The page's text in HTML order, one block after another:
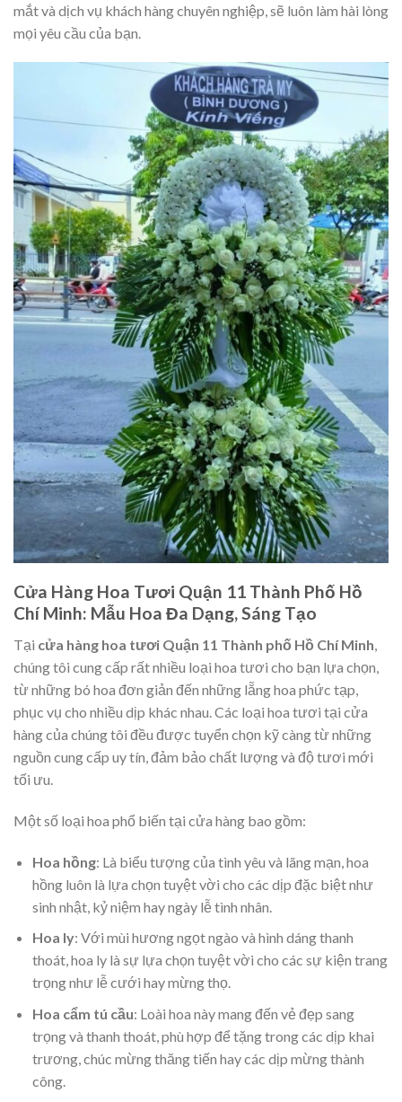
mắt và dịch vụ khách hàng chuyên nghiệp, sẽ luôn làm hài lòng
mọi yêu cầu của bạn.
Cửa Hàng Hoa Tươi Quận 11 Thành Phố Hồ
Chí Minh: Mẫu Hoa Đa Dạng, Sáng Tạo
Tại cửa hàng hoa tươi Quận 11 Thành phố Hồ Chí Minh,
chúng tôi cung cấp rất nhiều loại hoa tươi cho bạn lựa chọn,
từ những bó hoa đơn giản đến những lẵng hoa phức tạp,
phục vụ cho nhiều dịp khác nhau. Các loại hoa tươi tại cửa
hàng của chúng tôi đều được tuyển chọn kỹ càng từ những
nguồn cung cấp uy tín, đảm bảo chất lượng và độ tươi mới
tối ưu.
Một số loại hoa phổ biến tại cửa hàng bao gồm:
Hoa hồng: Là biểu tượng của tình yêu và lãng mạn, hoa
hồng luôn là lựa chọn tuyệt vời cho các dịp đặc biệt như
sinh nhật, kỷ niệm hay ngày lễ tình nhân.
Hoa ly: Với mùi hương ngọt ngào và hình dáng thanh
thoát, hoa ly là sự lựa chọn tuyệt vời cho các sự kiện trang
trọng như lễ cưới hay mừng thọ.
Hoa cẩm tú cầu: Loài hoa này mang đến vẻ đẹp sang
trọng và thanh thoát, phù hợp để tặng trong các dịp khai
trương, chúc mừng thăng tiến hay các dịp mừng thành
công.